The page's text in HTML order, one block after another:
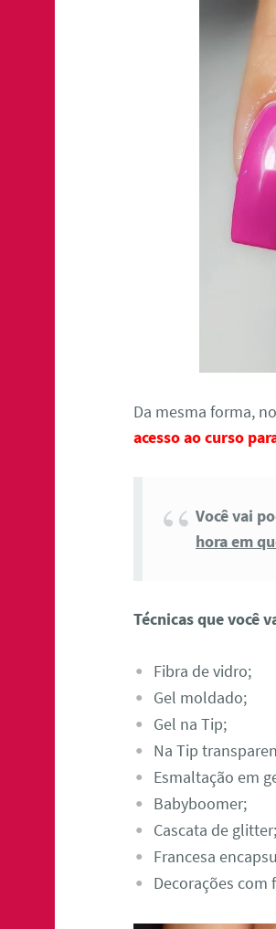
Da mesma forma,
acesso ao curso
Você vai
hora em
Técnicas que você
Fibra de vidro;
Gel moldado;
Gel na Tip;
Na Tip
Esmaltação em
Babyboomer;
Cascata de glitter;
Francesa
Decorações com